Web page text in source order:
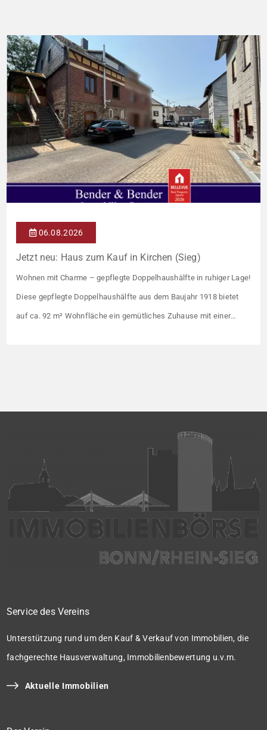
Bodentiefe, dreifach verglaste Fensterfronten Fußbodenheizung
Modern gefliestes Badezimmer mit großem Handtuchheizkörper
Beheizung über eine […]
06.08.2026
Jetzt neu: Haus zum Kauf in Kirchen (Sieg)
Wohnen mit Charme – gepflegte Doppelhaushälfte in ruhiger Lage!
Diese gepflegte Doppelhaushälfte aus dem Baujahr 1918 bietet
auf ca. 92 m² Wohnfläche ein gemütliches Zuhause mit einer
Service des Vereins
Unterstützung rund um den Kauf & Verkauf von Immobilien, die
fachgerechte Hausverwaltung, Immobilienbewertung u.v.m.
Aktuelle Immobilien